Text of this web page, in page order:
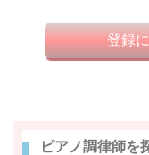
登録
ピアノ調律師を